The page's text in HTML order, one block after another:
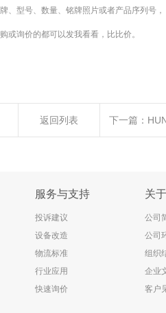
、型号、数量、铭牌照片或者产品序列号，
或询价的都可以发我看看，比比价。
返回列表 下一篇：
服务与支持
投诉建议
设备改造
物流标准
行业应用
快速询价
关
公司
公司
组织
企业
客户